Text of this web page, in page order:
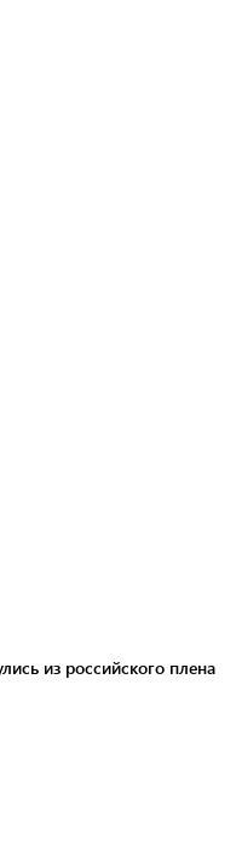
из российского плена